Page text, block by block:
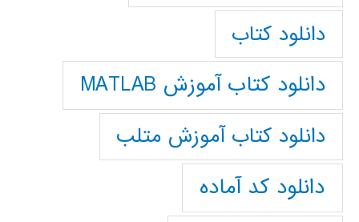
دانلود کتاب
دانلود کتاب آموزش MATLAB
دانلود کتاب آموزش متلب
دانلود کد آماده